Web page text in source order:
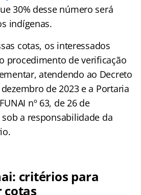
30% desse número será
indígenas.
cotas, os interessados
procedimento de verificação
atendendo ao Decreto
de 2023 e a Portaria
nº 63, de 26 de
a responsabilidade da
critérios para
cotas